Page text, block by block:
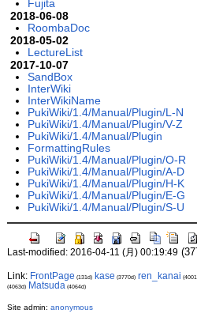
Fujita
2018-06-08
RoombaDoc
2018-05-02
LectureList
2017-10-07
SandBox
InterWiki
InterWikiName
PukiWiki/1.4/Manual/Plugin/L-N
PukiWiki/1.4/Manual/Plugin/V-Z
PukiWiki/1.4/Manual/Plugin
FormattingRules
PukiWiki/1.4/Manual/Plugin/O-R
PukiWiki/1.4/Manual/Plugin/A-D
PukiWiki/1.4/Manual/Plugin/H-K
PukiWiki/1.4/Manual/Plugin/E-G
PukiWiki/1.4/Manual/Plugin/S-U
Last-modified: 2016-04-11 (月) 00:19:49
Link: FrontPage (131d) kase (3770d) ren_kanai
(4063d) Matsuda (4064d)
Site admin: anonymous